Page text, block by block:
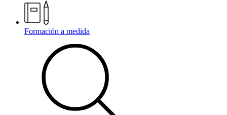
Formación a medida